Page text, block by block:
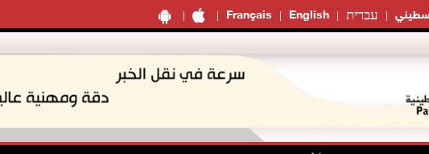
Français English עברית